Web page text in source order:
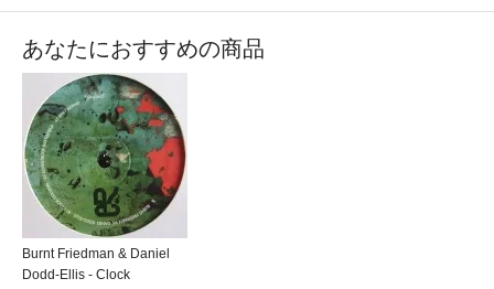
あなたにおすすめの商品
Burnt Friedman & Daniel
Dodd-Ellis - Clock